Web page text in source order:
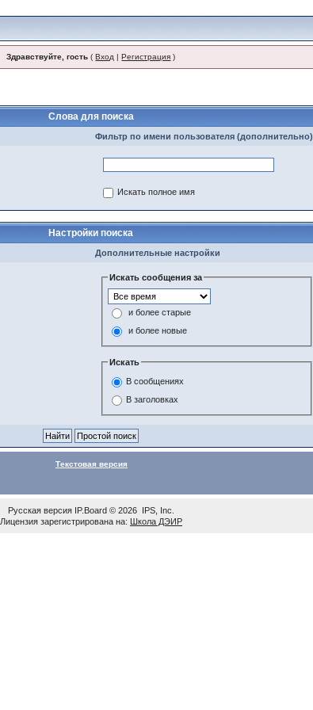
Здравствуйте, гость (Вход |Регистрация )
Слова для поиска
Фильтр по имени пользователя (дополнительно)
Искать полное имя
Настройки поиска
Дополнительные настройки
Искать сообщения за
и более старые
и более новые
Искать
В сообщениях
В заголовках
Текстовая версия
Русская версия IP.Board© 2026 IPS, Inc
Лицензия зарегистрирована на: Школа ДЭИР